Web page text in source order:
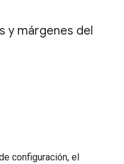
y márgenes del
configuración, el